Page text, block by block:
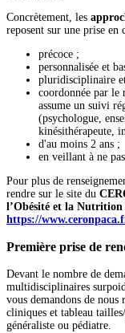
Concrètement, les
reposent sur une prise en
précoce ;
personnalisée et
pluridisciplinaire
coordonnée par le
assume un suivi
(psychologue,
kinésithérapeute,
d'au moins 2 ans ;
en veillant à ne
Pour plus de
rendre sur le site du
l’Obésité et la
https://
Première prise de
Devant le nombre de
multidisciplinaires
vous demandons de nous
cliniques et tableau
généraliste ou pédiatre.